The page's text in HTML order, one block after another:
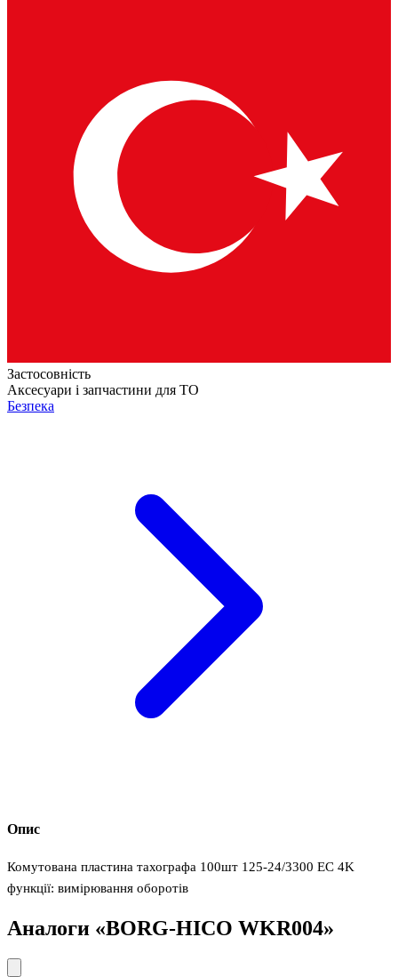
Застосовність
Аксесуари і запчастини для ТО
Безпека
Опис
Комутована пластина тахографа 100шт 125-24/3300 EC 4K
функції: вимірювання оборотів
Аналоги «BORG-HICO WKR004»